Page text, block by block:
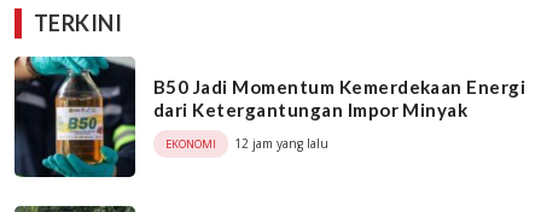
TERKINI
B50 Jadi Momentum Kemerdekaan Energi
dari Ketergantungan Impor Minyak
EKONOMI 12 jam yang lalu